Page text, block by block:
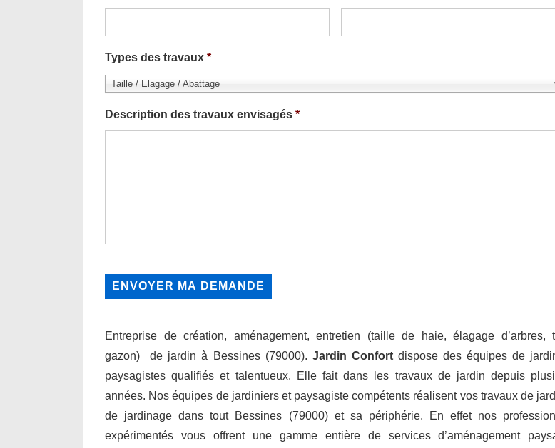
Types des travaux *
Taille / Elagage / Abattage
Description des travaux envisagés *
Entreprise de création, aménagement, entretien (taille de haie, élagage d’arbres,
gazon) de jardin à Bessines (79000). Jardin Confortdispose des équipes de
paysagistes qualifiés et talentueux. Elle fait dans les travaux de jardin depuis
années. Nos équipes de jardiniers et paysagiste compétents réalisent vos travaux de
de jardinage dans tout Bessines (79000) et sa périphérie. En effet nos
expérimentés vous offrent une gamme entière de services d’aménagement